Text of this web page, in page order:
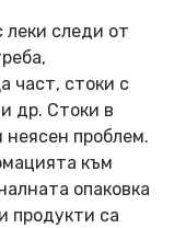
леки следи от
част, стоки с
др. Стоки в
проблем.
към
опаковка
продукти са